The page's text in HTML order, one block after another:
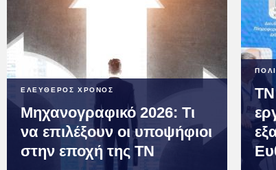
ΕΛΕΥΘΕΡΟΣ ΧΡΟΝΟΣ
Μηχανογραφικό 2026: Τι
να επιλέξουν οι υποψήφιοι
στην εποχή της ΤΝ
ΤΝ